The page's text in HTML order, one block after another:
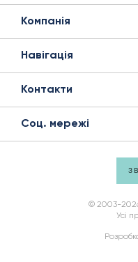
Компанія
Навігація
Контакти
Соц. мережі
© 2003-
Усі